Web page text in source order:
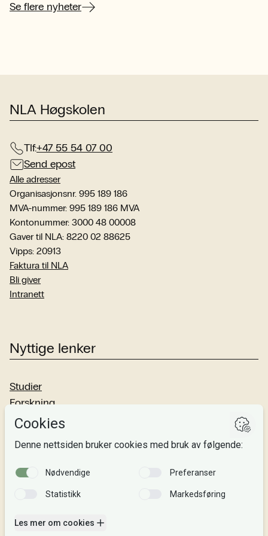
Se flere nyheter
NLA Høgskolen
Tlf:+47 55 54 07 00
Send epost
Alle adresser
Organisasjonsnr. 995 189 186
MVA-nummer: 995 189 186 MVA
Kontonummer: 3000 48 00008
Gaver til NLA: 8220 02 88625
Vipps: 20913
Faktura til NLA
Bli giver
Intranett
Nyttige lenker
Studier
Forskning
Om oss
Si fra!
Følg oss